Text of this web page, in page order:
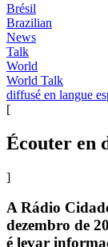
Brésil
Brazilian
News
Talk
World
World Talk
diffusé en langue
[
Écouter en
]
A Rádio
dezembro de
é levar